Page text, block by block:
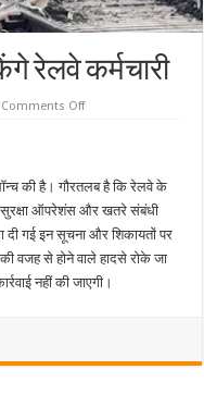
रेलवे कर्मचारी
Comments Offon
सकेंगे
रेलवे
कर्मचारी
की है। गौरतलब है कि रेलवे के
सुरक्षा ऑपरेशंस और खतरे संबंधी
दी गई इन सूचना और शिकायतों पर
वजह से होने वाले हादसे रोके जा
नहीं की जाएगी।